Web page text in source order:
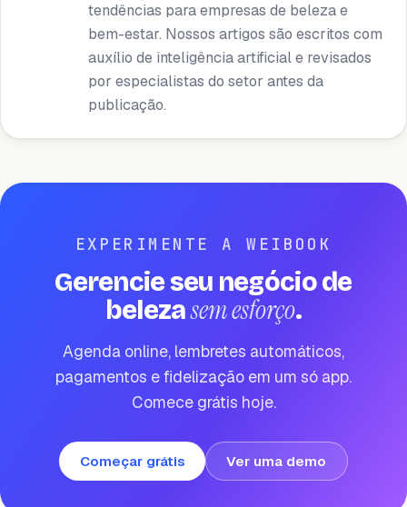
tendências para empresas de beleza e
bem-estar. Nossos artigos são escritos com
auxílio de inteligência artificial e revisados ​​
por especialistas do setor antes da
publicação.
EXPERIMENTE A WEIBOOK
Gerencie seu negócio de
belezasem esforço.
Agenda online, lembretes automáticos,
pagamentos e fidelização em um só app.
Comece grátis hoje.
Começar grátis Ver uma demo